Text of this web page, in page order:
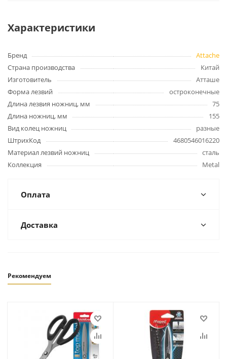
Характеристики
Бренд
Attache
Страна производства
Китай
Изготовитель
Атташе
Форма лезвий
остроконечные
Длина лезвия ножниц, мм
75
Длина ножниц, мм
155
Вид колец ножниц
разные
ШтрихКод
4680546016220
Материал лезвий ножниц
сталь
Коллекция
Metal
Оплата
Доставка
Рекомендуем